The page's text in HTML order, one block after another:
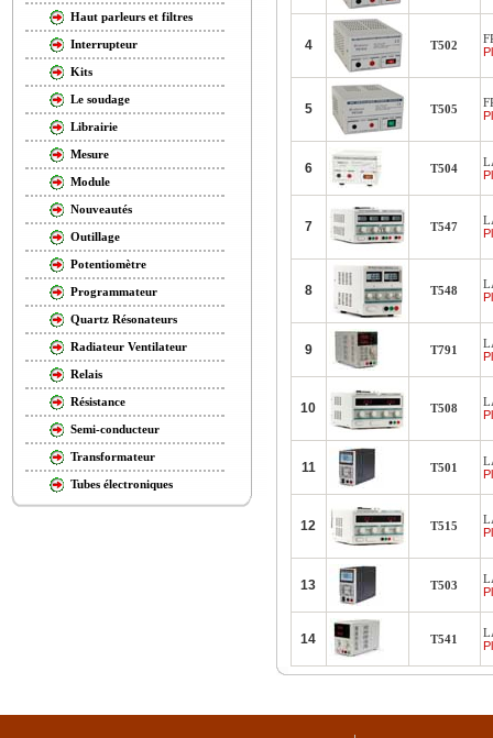
Haut parleurs et filtres
Interrupteur
Kits
Le soudage
Librairie
Mesure
Module
Nouveautés
Outillage
Potentiomètre
Programmateur
Quartz Résonateurs
Radiateur Ventilateur
Relais
Résistance
Semi-conducteur
Transformateur
Tubes électroniques
4 T502
5 T505
6 T504
7 T547
8 T548
9 T791
10 T508
11 T501
12 T515
13 T503
14 T541